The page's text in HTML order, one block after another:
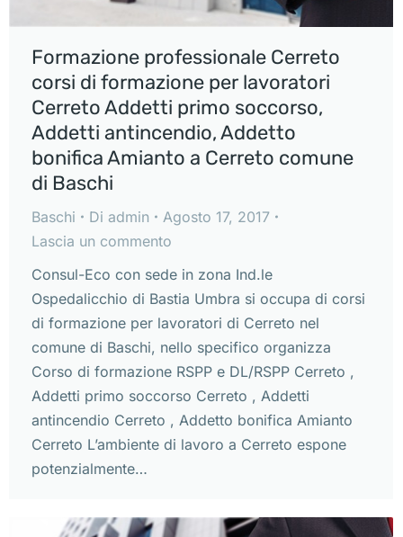
Formazione professionale Cerreto
corsi di formazione per lavoratori
Cerreto Addetti primo soccorso,
Addetti antincendio, Addetto
bonifica Amianto a Cerreto comune
di Baschi
Baschi Di admin
Agosto 17, 2017
Lascia un commento
Consul-Eco con sede in zona Ind.le
Ospedalicchio di Bastia Umbra si occupa di corsi
di formazione per lavoratori di Cerreto nel
comune di Baschi, nello specifico organizza
Corso di formazione RSPP e DL/RSPP Cerreto ,
Addetti primo soccorso Cerreto , Addetti
antincendio Cerreto , Addetto bonifica Amianto
Cerreto L’ambiente di lavoro a Cerreto espone
potenzialmente…